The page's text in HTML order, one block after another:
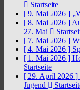
Startseite
[ 9. Mai 2026 ]
[ 8. Mai 2026 ]
27. Mai
[ 7. Mai 2026 ]
[ 4. Mai 2026 ]
[ 1. Mai 2026 ]
Startseite
[ 29. April 2026 ]
Jugend